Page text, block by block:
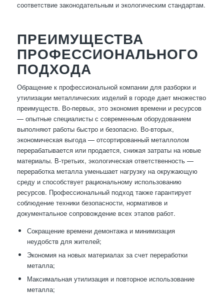
соответствие законодательным и экологическим стандартам.
ПРЕИМУЩЕСТВА
ПРОФЕССИОНАЛЬНОГО
ПОДХОДА
Обращение к профессиональной компании для разборки и
утилизации металлических изделий в городе дает множество
преимуществ. Во-первых, это экономия времени и ресурсов
— опытные специалисты с современным оборудованием
выполняют работы быстро и безопасно. Во-вторых,
экономическая выгода — отсортированный металлолом
перерабатывается или продается, снижая затраты на новые
материалы. В-третьих, экологическая ответственность —
переработка металла уменьшает нагрузку на окружающую
среду и способствует рациональному использованию
ресурсов. Профессиональный подход также гарантирует
соблюдение техники безопасности, нормативов и
документальное сопровождение всех этапов работ.
Сокращение времени демонтажа и минимизация
неудобств для жителей;
Экономия на новых материалах за счет переработки
металла;
Максимальная утилизация и повторное использование
металла;